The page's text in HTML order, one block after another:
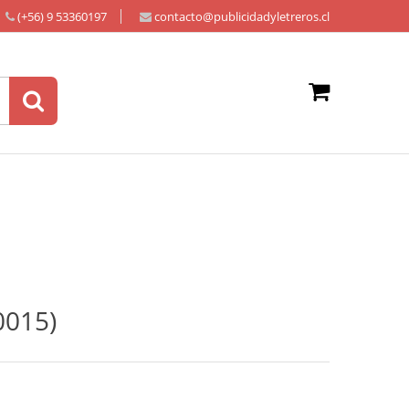
(+56) 9 53360197 contacto@publicidadyletreros.cl